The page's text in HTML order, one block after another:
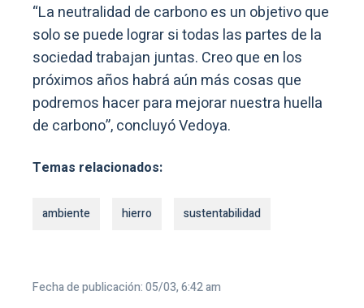
“La neutralidad de carbono es un objetivo que
solo se puede lograr si todas las partes de la
sociedad trabajan juntas. Creo que en los
próximos años habrá aún más cosas que
podremos hacer para mejorar nuestra huella
de carbono”, concluyó Vedoya.
Temas relacionados:
ambiente hierro sustentabilidad
Fecha de publicación: 05/03, 6:42 am